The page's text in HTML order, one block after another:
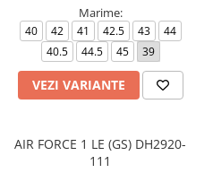
Marime:
40 42 41 42.5 43
44
40.5
44.5 45 39
VEZI VARIANTE
AIR FORCE 1 LE (GS) DH2920-
111